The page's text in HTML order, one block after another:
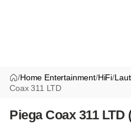
/Home Entertainment/HiFi/
Coax 311 LTD
Piega Coax 311 LTD